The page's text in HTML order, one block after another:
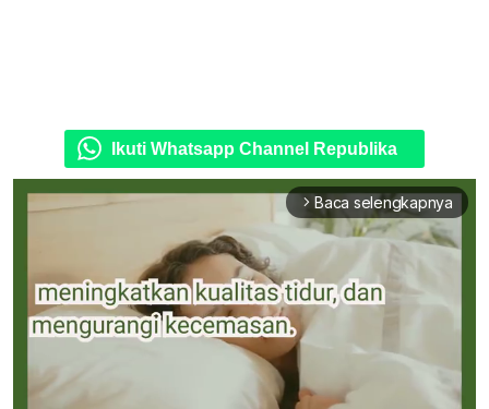
Ikuti Whatsapp Channel Republika
arrow_forward_ios Baca selengkapnya